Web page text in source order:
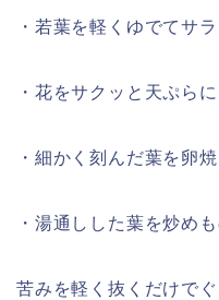
・若葉を軽くゆでてサ
・花をサクッと天ぷらに
・細かく刻んだ葉を卵
・湯通しした葉を炒め
苦みを軽く抜くだけで